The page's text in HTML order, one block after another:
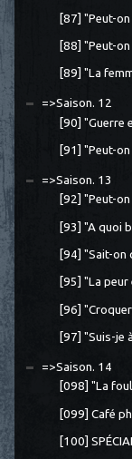
[87] "Peut-
[88] "Peut-
[89] "La
=>Saison. 12
[90] "Guerre
[91] "Peut-
=>Saison. 13
[92] "Peut-
[93] "A quoi
[94] "Sait-on
[95] "La peur
[96]
[97] "Suis-je
=>Saison. 14
[098] "La
[099] Café
[100]